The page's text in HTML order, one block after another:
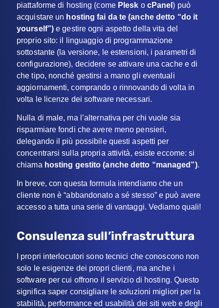
piattaforme di hosting (come Plesk o cPanel) può
acquistare un hosting fai da te (anche detto “do it
yourself”) e gestire ogni aspetto della vita del
proprio sito: il linguaggio di programmazione
sottostante (la versione, le estensioni, i parametri di
configurazione), decidere se attivare una cache e di
che tipo, nonché gestirsi a mano gli eventuali
aggiornamenti, comprando o rinnovando di volta in
volta le licenze dei software necessari.
Nulla di male, ma l’alternativa per chi vuole sia
risparmiare fondi che avere meno pensieri,
delegando il più possibile questi aspetti per
concentrarsi sulla propria attività, esiste eccome: si
chiama hosting gestito (anche detto “managed”).
In breve, con questa formula intendiamo che un
cliente non è “abbandonato a sé stesso” e può avere
accesso a tutta una serie di vantaggi. Vediamo quali!
Consulenza sull’infrastruttura
I propri interlocutori sono tecnici che conoscono non
solo le esigenze dei propri clienti, ma anche i
software per cui offrono il servizio di hosting. Questo
significa saper consigliare le soluzioni migliori per la
stabilità, performance ed usabilità dei siti web e degli